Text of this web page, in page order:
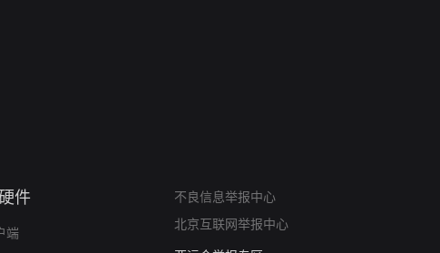
件
端
不良信息举报中心
北京互联网举报中心
算法推荐专项举报